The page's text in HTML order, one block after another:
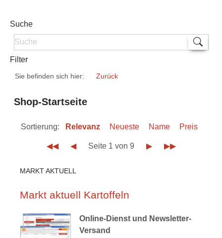
Suche
Filter
Sie befinden sich hier: Zurück
Shop-Startseite
Sortierung: Relevanz Neueste Name Preis
◀◀ ◀ Seite 1 von 9 ▶ ▶▶
MARKT AKTUELL
Markt aktuell Kartoffeln
Online-Dienst und Newsletter-
Versand